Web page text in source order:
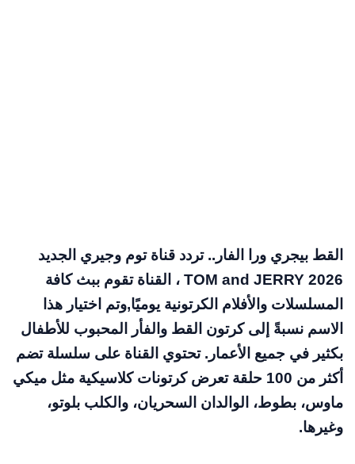
القط بيجري ورا الفار.. تردد قناة توم وجيري الجديد
TOM and JERRY 2026 ، القناة تقوم ببث كافة
المسلسلات والأفلام الكرتونية يوميًا,وتم اختيار هذا
الاسم نسبةً إلى كرتون القط والفأر المحبوب للأطفال
بكثير في جميع الأعمار. تحتوي القناة على سلسلة تضم
أكثر من 100 حلقة تعرض كرتونات كلاسيكية مثل ميكي
ماوس، بطوط، الوالدان السحريان، والكلب بلوتو،
وغيرها.